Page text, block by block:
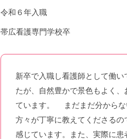
令和６年入職
帯広看護専門学校卒
新卒で入職し看護師として働
たが、自然豊かで景色もよく
ています。 まだまだ分からな
方々が丁寧に教えてくださる
感じています。また、実際に